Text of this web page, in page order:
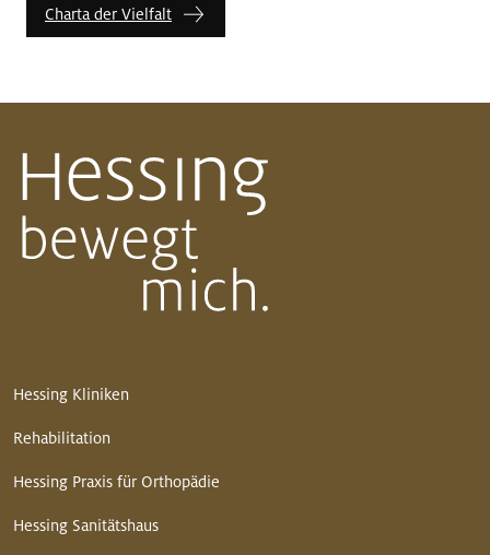
Charta der Vielfalt
Hessing Kliniken
Rehabilitation
Hessing Praxis für Orthopädie
Hessing Sanitätshaus